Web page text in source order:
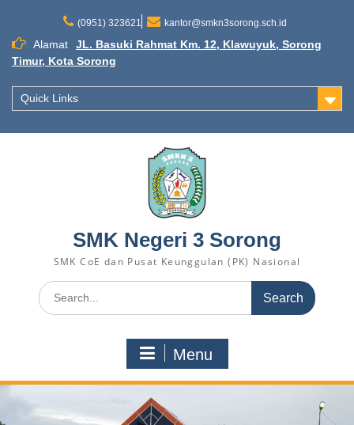
content
(0951) 323621 kantor@smkn3sorong.sch.id
Alamat
JL. Basuki Rahmat Km. 12, Klawuyuk, Sorong
Timur, Kota Sorong
Quick Links
SMK Negeri 3 Sorong
SMK CoE dan Pusat Keunggulan (PK) Nasional
Search
for:
Menu